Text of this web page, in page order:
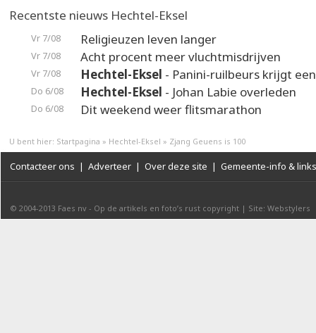
Recentste nieuws Hechtel-Eksel
Vr 7/08 Religieuzen leven langer
Vr 7/08 Acht procent meer vluchtmisdrijven
Vr 7/08 Hechtel-Eksel - Panini-ruilbeurs krijgt
Do 6/08 Hechtel-Eksel - Johan Labie overleden
Do 6/08 Dit weekend weer flitsmarathon
U bent hier: Startpagina » Hechtel-Eksel » Zjang Geuens is 100
Contacteer ons | Adverteer | Over deze site | Gemeente-info & links
© 2004-2013 Faes nv - Op de artikels en foto’s rust copyright | Site: Webstylers